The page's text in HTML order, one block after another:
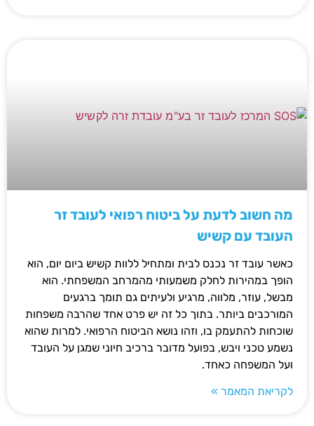
מה חשוב לדעת על ביטוח רפואי לעובד זר
העובד עם קשיש
כאשר עובד זר נכנס לבית ומתחיל ללוות קשיש ביום יום, הוא
הופך במהירות לחלק משמעותי מהמרחב המשפחתי. הוא
מבשל, עוזר, מלווה, מרגיע ולעיתים גם תומך ברגעים
המורכבים ביותר. בתוך כל זה יש פרט אחד שהרבה משפחות
שוכחות להתעמק בו, וזהו נושא הביטוח הרפואי. למרות שהוא
נשמע טכני ויבש, בפועל מדובר ברכיב חיוני שמגן על העובד
ועל המשפחה כאחד.
לקריאת המאמר »